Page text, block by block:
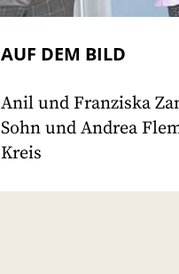
AUF DEM BILD
Anil und Franziska
Sohn und Andrea
Kreis